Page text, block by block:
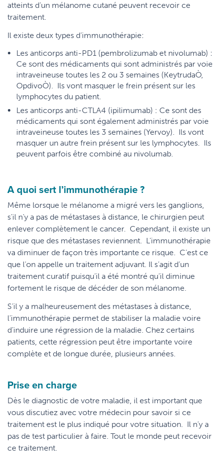
atteints d’un mélanome cutané peuvent recevoir ce
traitement.
Il existe deux types d’immunothérapie:
Les anticorps anti-PD1 (pembrolizumab et nivolumab) :
Ce sont des médicaments qui sont administrés par voie
intraveineuse toutes les 2 ou 3 semaines (KeytrudaÒ,
OpdivoÒ). Ils vont masquer le frein présent sur les
lymphocytes du patient.
Les anticorps anti-CTLA4 (ipilimumab) : Ce sont des
médicaments qui sont également administrés par voie
intraveineuse toutes les 3 semaines (Yervoy). Ils vont
masquer un autre frein présent sur les lymphocytes. Ils
peuvent parfois être combiné au nivolumab.
A quoi sert l’immunothérapie ?
Même lorsque le mélanome a migré vers les ganglions,
s’il n’y a pas de métastases à distance, le chirurgien peut
enlever complètement le cancer. Cependant, il existe un
risque que des métastases reviennent. L’immunothérapie
va diminuer de façon très importante ce risque. C’est ce
que l’on appelle un traitement adjuvant. Il s’agit d’un
traitement curatif puisqu’il a été montré qu’il diminue
fortement le risque de décéder de son mélanome.
S’il y a malheureusement des métastases à distance,
l’immunothérapie permet de stabiliser la maladie voire
d’induire une régression de la maladie. Chez certains
patients, cette régression peut être importante voire
complète et de longue durée, plusieurs années.
Prise en charge
Dès le diagnostic de votre maladie, il est important que
vous discutiez avec votre médecin pour savoir si ce
traitement est le plus indiqué pour votre situation. Il n’y a
pas de test particulier à faire. Tout le monde peut recevoir
ce traitement.